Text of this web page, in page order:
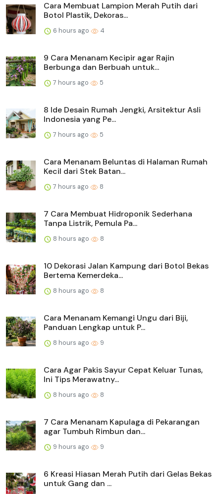
Cara Membuat Lampion Merah Putih dari
Botol Plastik, Dekoras...
6 hours ago 4
9 Cara Menanam Kecipir agar Rajin
Berbunga dan Berbuah untuk...
7 hours ago 5
8 Ide Desain Rumah Jengki, Arsitektur Asli
Indonesia yang Pe...
7 hours ago 5
Cara Menanam Beluntas di Halaman Rumah
Kecil dari Stek Batan...
7 hours ago 8
7 Cara Membuat Hidroponik Sederhana
Tanpa Listrik, Pemula Pa...
8 hours ago 8
10 Dekorasi Jalan Kampung dari Botol Bekas
Bertema Kemerdeka...
8 hours ago 8
Cara Menanam Kemangi Ungu dari Biji,
Panduan Lengkap untuk P...
8 hours ago 9
Cara Agar Pakis Sayur Cepat Keluar Tunas,
Ini Tips Merawatny...
8 hours ago 8
7 Cara Menanam Kapulaga di Pekarangan
agar Tumbuh Rimbun dan...
9 hours ago 9
6 Kreasi Hiasan Merah Putih dari Gelas Bekas
untuk Gang dan ...